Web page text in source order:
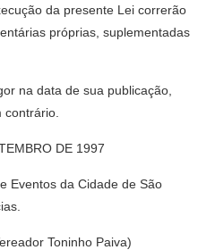
da presente Lei correrão
próprias, suplementadas
na data de sua publicação,
DE 1997
Eventos da Cidade de São
Toninho Paiva)